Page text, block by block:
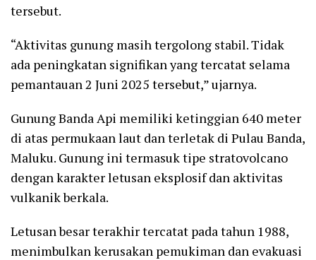
tersebut.
“Aktivitas gunung masih tergolong stabil. Tidak
ada peningkatan signifikan yang tercatat selama
pemantauan 2 Juni 2025 tersebut,” ujarnya.
Gunung Banda Api memiliki ketinggian 640 meter
di atas permukaan laut dan terletak di Pulau Banda,
Maluku. Gunung ini termasuk tipe stratovolcano
dengan karakter letusan eksplosif dan aktivitas
vulkanik berkala.
Letusan besar terakhir tercatat pada tahun 1988,
menimbulkan kerusakan pemukiman dan evakuasi